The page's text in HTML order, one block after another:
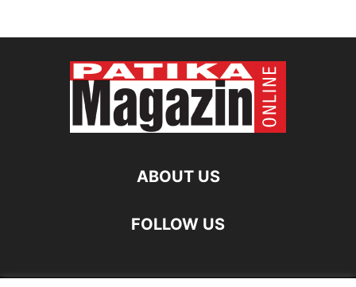
ABOUT US
FOLLOW US